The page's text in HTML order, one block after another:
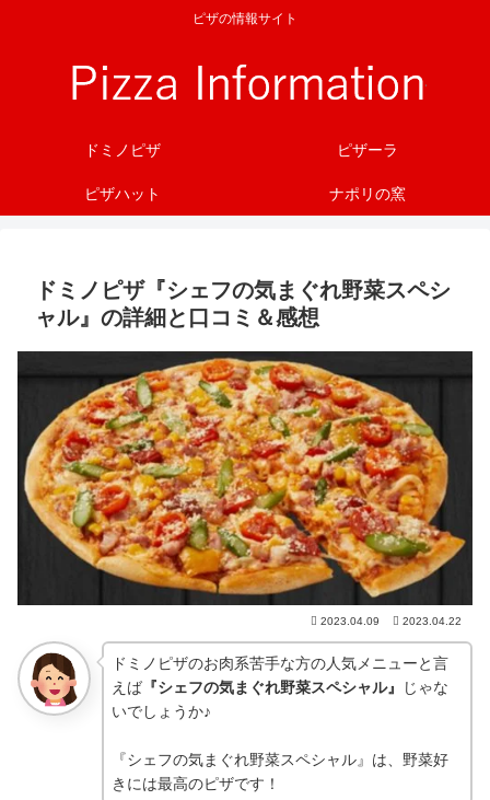
ピザの情報サイト
ドミノピザ ピザーラ
ピザハット ナポリの窯
ドミノピザ『シェフの気まぐれ野菜スペシ
ャル』の詳細と口コミ＆感想
2023.04.09 2023.04.22
ドミノピザのお肉系苦手な方の人気メニューと言
えば『シェフの気まぐれ野菜スペシャル』
じゃな
いでしょうか♪
『シェフの気まぐれ野菜スペシャル』は、野菜好
きには最高のピザです！